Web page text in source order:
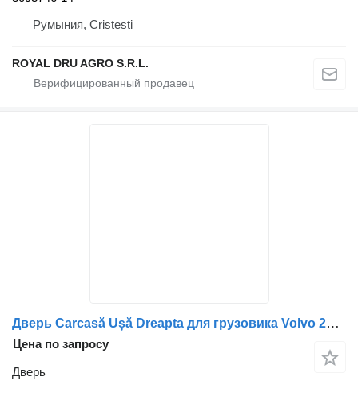
Румыния, Cristesti
ROYAL DRU AGRO S.R.L.
Дверь Carcasă Ușă Dreapta для грузовика Volvo 20360850 20356231
Цена по запросу
Дверь